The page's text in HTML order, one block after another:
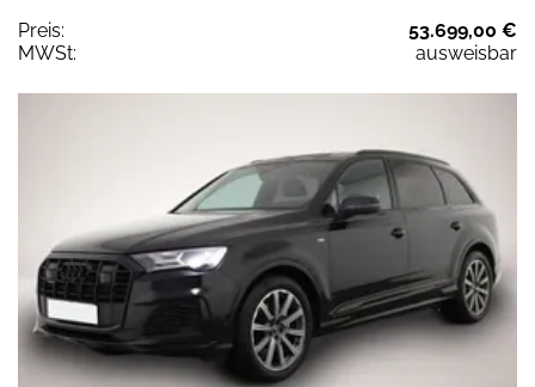
Preis:
53.699,00 €
MWSt:
ausweisbar